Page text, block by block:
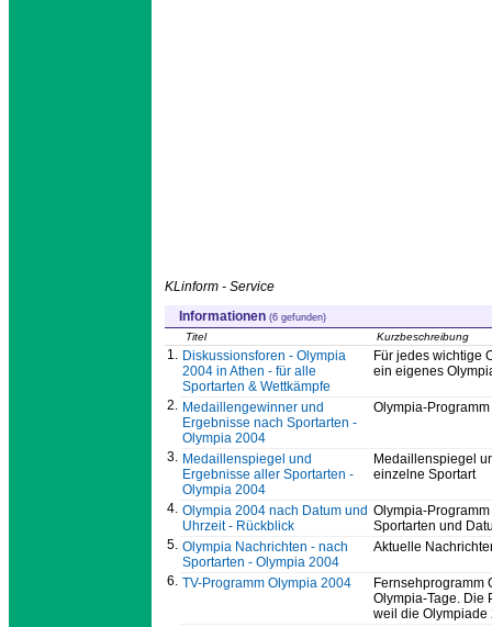
KLinform - Service
Informationen (6 gefunden)
Titel Kurzbeschreibung
1. Diskussionsforen - Olympia
2004 in Athen - für alle
Sportarten & Wettkämpfe
Für jedes wichtige
ein eigenes
2. Medaillengewinner und
Ergebnisse nach Sportarten -
Olympia 2004
Olympia-
3. Medaillenspiegel und
Ergebnisse aller Sportarten -
Olympia 2004
Medaillenspiegel
einzelne Sportart
4. Olympia 2004 nach Datum und
Uhrzeit - Rückblick
Olympia-
Sportarten und
5. Olympia Nachrichten - nach
Sportarten - Olympia 2004
Aktuelle
6. TV-Programm Olympia 2004
Fernsehprogramm
Olympia-Tage. Die
weil die Olympiade